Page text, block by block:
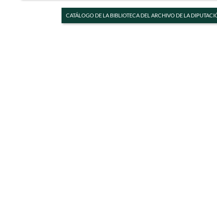
CATÁLOGO DE LA BIBLIOTECA DEL ARCHIVO DE LA